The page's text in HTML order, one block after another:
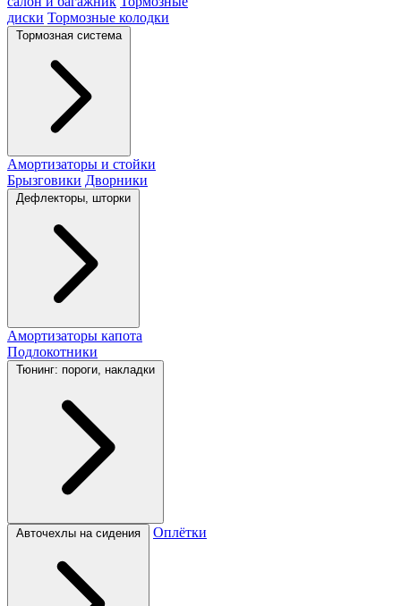
диски Тормозные колодки
Тормозная система
Амортизаторы и стойки
Брызговики Дворники
Дефлекторы, шторки
Амортизаторы капота
Подлокотники
Тюнинг: пороги, накладки
Авточехлы на сидения Оплётки